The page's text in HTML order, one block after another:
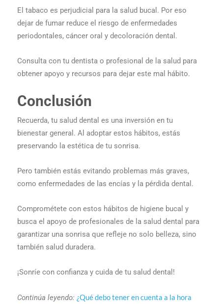
El tabaco es perjudicial para la salud bucal. Por eso
dejar de fumar reduce el riesgo de enfermedades
periodontales, cáncer oral y decoloración dental.
Consulta con tu dentista o profesional de la salud para
obtener apoyo y recursos para dejar este mal hábito.
Conclusión
Recuerda, tu salud dental es una inversión en tu
bienestar general. Al adoptar estos hábitos, estás
preservando la estética de tu sonrisa.
Pero también estás evitando problemas más graves,
como enfermedades de las encías y la pérdida dental.
Comprométete con estos hábitos de higiene bucal y
busca el apoyo de profesionales de la salud dental para
garantizar una sonrisa que refleje no solo belleza, sino
también salud duradera.
¡Sonríe con confianza y cuida de tu salud dental!
Continúa leyendo: ¿Qué debo tener en cuenta a la hora